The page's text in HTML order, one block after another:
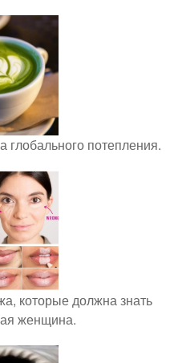
глобального потепления.
которые должна знать
женщина.